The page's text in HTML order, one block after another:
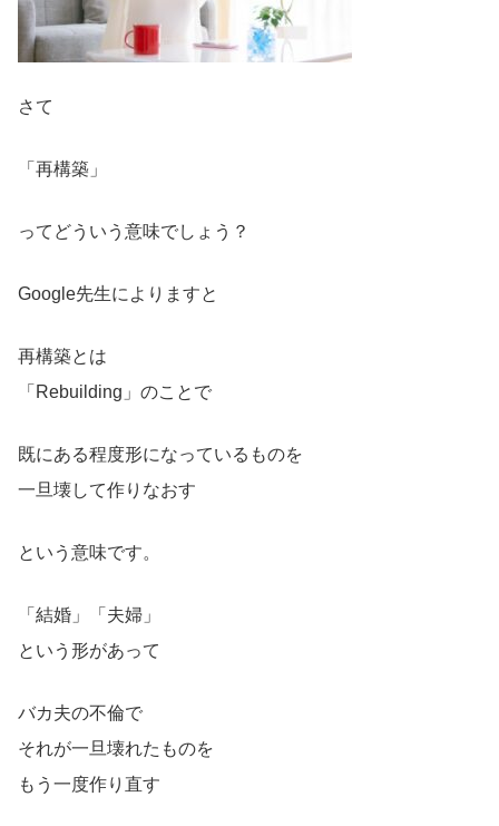
さて
「再構築」
ってどういう意味でしょう？
Google先生によりますと
再構築とは
「Rebuilding」のことで
既にある程度形になっているものを
一旦壊して作りなおす
という意味です。
「結婚」「夫婦」
という形があって
バカ夫の不倫で
それが一旦壊れたものを
もう一度作り直す